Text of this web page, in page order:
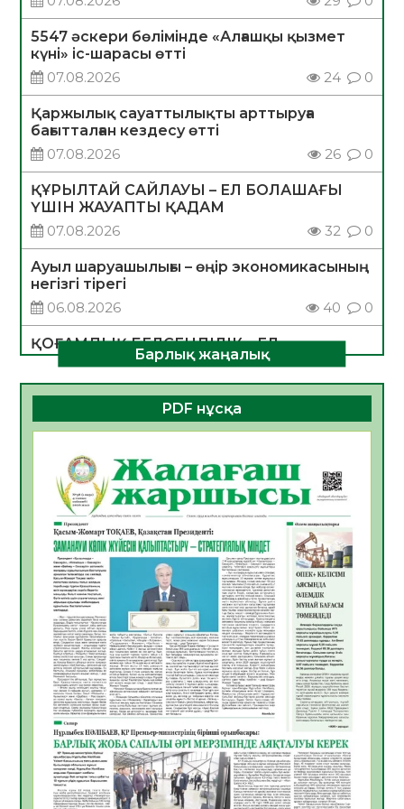
5547 әскери бөлімінде «Алғашқы қызмет
күні» іс-шарасы өтті
07.08.2026
24 0
Қаржылық сауаттылықты арттыруға
бағытталған кездесу өтті
07.08.2026
26 0
ҚҰРЫЛТАЙ САЙЛАУЫ – ЕЛ БОЛАШАҒЫ
ҮШІН ЖАУАПТЫ ҚАДАМ
07.08.2026
32 0
Ауыл шаруашылығы – өңір экономикасының
негізгі тірегі
06.08.2026
40 0
ҚОҒАМДЫҚ БЕЛСЕНДІЛІК – ЕЛ
ДАМУЫНЫҢ НЕГІЗІ
06.08.2026
37 0
ҚҰРЫЛТАЙ САЙЛАУЫ – БОЛАШАҚҚА
06.08.2026
Инфекциялық ауруларға қарсы иммундау
жұмыстарының тиімділігі
06.08.2026
41
Көкжөтел ауруы туралы
06.08.2026
37
АПВ вакцинасы туралы мәлімет
06.08.2026
37
Open Air: Қызылорда облысы полиция
департаменті 20 мыңнан астам
көрерменнің қауіпсіздігін қамтамасыз етті
06.08.2026
49
ҚЫЗЫЛОРДАДА «САНАЛЫ ҰРПАҚ –
ЖАРҚЫН БОЛАШАҚ» АТТЫ КЕҢЕЙТІЛГЕН
Барлық жаңалық
PDF нұсқа